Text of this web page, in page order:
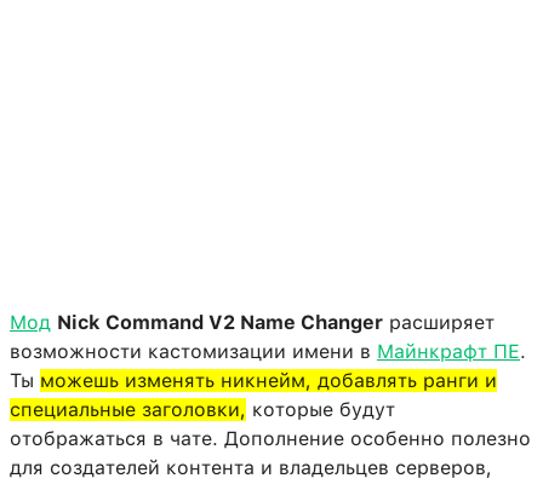
Мод Nick Command V2 Name Changer расширяет
возможности кастомизации имени в Майнкрафт ПЕ.
Ты можешь изменять никнейм, добавлять ранги и
специальные заголовки, которые будут
отображаться в чате. Дополнение особенно полезно
для создателей контента и владельцев серверов,